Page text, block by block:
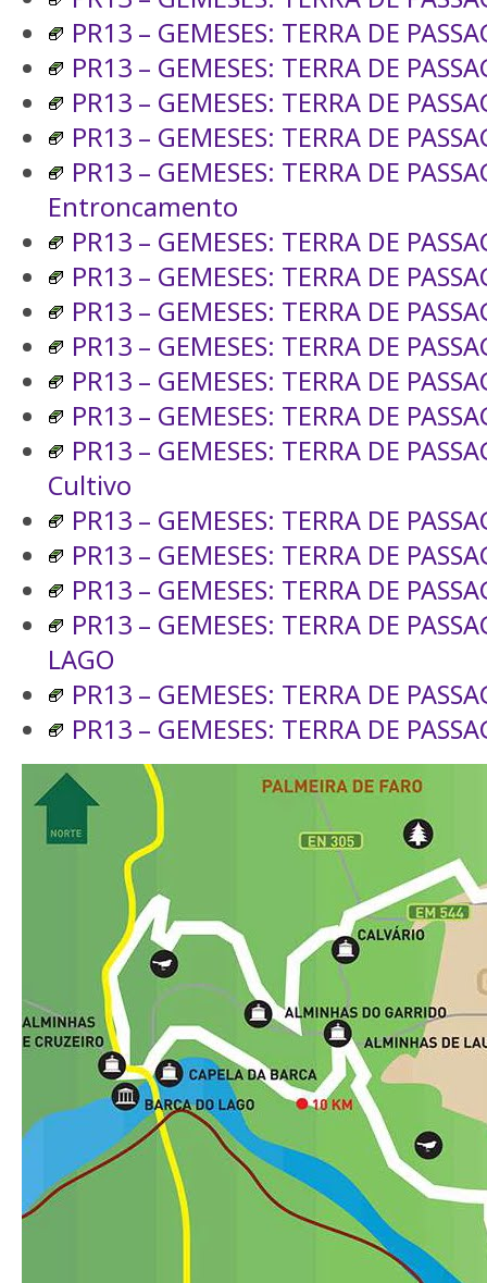
PR13 – GEMESES: TERRA DE
PR13 – GEMESES: TERRA DE
PR13 – GEMESES: TERRA DE
PR13 – GEMESES: TERRA DE
PR13 – GEMESES: TERRA DE
Entroncamento
PR13 – GEMESES: TERRA DE
PR13 – GEMESES: TERRA DE
PR13 – GEMESES: TERRA DE
PR13 – GEMESES: TERRA DE
PR13 – GEMESES: TERRA DE
PR13 – GEMESES: TERRA DE
PR13 – GEMESES: TERRA DE
Cultivo
PR13 – GEMESES: TERRA DE
PR13 – GEMESES: TERRA DE
PR13 – GEMESES: TERRA DE
PR13 – GEMESES: TERRA DE
LAGO
PR13 – GEMESES: TERRA DE
PR13 – GEMESES: TERRA DE